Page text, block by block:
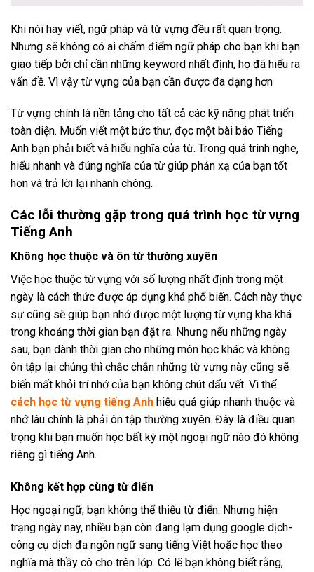
Khi nói hay viết, ngữ pháp và từ vựng đều rất quan trọng.
Nhưng sẽ không có ai chấm điểm ngữ pháp cho bạn khi bạn
giao tiếp bởi chỉ cần những keyword nhất định, họ đã hiểu ra
vấn đề. Vì vậy từ vựng của bạn cần được đa dạng hơn
Từ vựng chính là nền tảng cho tất cả các kỹ năng phát triển
toàn diện. Muốn viết một bức thư, đọc một bài báo Tiếng
Anh bạn phải biết và hiểu nghĩa của từ. Trong quá trình nghe,
hiểu nhanh và đúng nghĩa của từ giúp phản xạ của bạn tốt
hơn và trả lời lại nhanh chóng.
Các lỗi thường gặp trong quá trình học từ vựng
Tiếng Anh
Không học thuộc và ôn từ thường xuyên
Việc học thuộc từ vựng với số lượng nhất định trong một
ngày là cách thức được áp dụng khá phổ biến. Cách này thực
sự cũng sẽ giúp bạn nhớ được một lượng từ vựng kha khá
trong khoảng thời gian bạn đặt ra. Nhưng nếu những ngày
sau, bạn dành thời gian cho những môn học khác và không
ôn tập lại chúng thì chắc chắn những từ vựng này cũng sẽ
biến mất khỏi trí nhớ của bạn không chút dấu vết. Vì thế
cách học từ vựng tiếng Anh hiệu quả giúp nhanh thuộc và
nhớ lâu chính là phải ôn tập thường xuyên. Đây là điều quan
trọng khi bạn muốn học bất kỳ một ngoại ngữ nào đó không
riêng gì tiếng Anh.
Không kết hợp cùng từ điển
Học ngoại ngữ, bạn không thể thiếu từ điển. Nhưng hiện
trạng ngày nay, nhiều bạn còn đang lạm dụng google dịch-
công cụ dịch đa ngôn ngữ sang tiếng Việt hoặc học theo
nghĩa mà thầy cô cho trên lớp. Có lẽ bạn không biết rằng,